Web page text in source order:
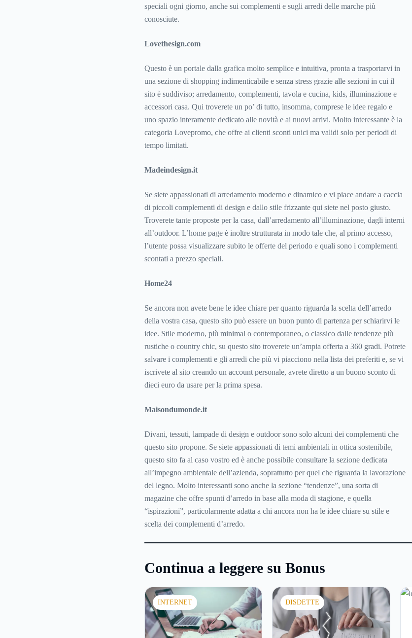
speciali ogni giorno, anche sui complementi e sugli arredi delle marche più
conosciute.
Lovethesign.com
Questo è un portale dalla grafica molto semplice e intuitiva, pronta a trasportarvi in
una sezione di shopping indimenticabile e senza stress grazie alle sezioni in cui il
sito è suddiviso; arredamento, complementi, tavola e cucina, kids, illuminazione e
accessori casa. Qui troverete un po’ di tutto, insomma, comprese le idee regalo e
uno spazio interamente dedicato alle novità e ai nuovi arrivi. Molto interessante è la
categoria Lovepromo, che offre ai clienti sconti unici ma validi solo per periodi di
tempo limitati.
Madeindesign.it
Se siete appassionati di arredamento moderno e dinamico e vi piace andare a caccia
di piccoli complementi di design e dallo stile frizzante qui siete nel posto giusto.
Troverete tante proposte per la casa, dall’arredamento all’illuminazione, dagli interni
all’outdoor. L’home page è inoltre strutturata in modo tale che, al primo accesso,
l’utente possa visualizzare subito le offerte del periodo e quali sono i complementi
scontati a prezzo speciali.
Home24
Se ancora non avete bene le idee chiare per quanto riguarda la scelta dell’arredo
della vostra casa, questo sito può essere un buon punto di partenza per schiarirvi le
idee. Stile moderno, più minimal o contemporaneo, o classico dalle tendenze più
rustiche o country chic, su questo sito troverete un’ampia offerta a 360 gradi. Potrete
salvare i complementi e gli arredi che più vi piacciono nella lista dei preferiti e, se vi
iscrivete al sito creando un account personale, avrete diretto a un buono sconto di
dieci euro da usare per la prima spesa.
Maisondumonde.it
Divani, tessuti, lampade di design e outdoor sono solo alcuni dei complementi che
questo sito propone. Se siete appassionati di temi ambientali in ottica sostenibile,
questo sito fa al caso vostro ed è anche possibile consultare la sezione dedicata
all’impegno ambientale dell’azienda, soprattutto per quel che riguarda la lavorazione
del legno. Molto interessanti sono anche la sezione “tendenze”, una sorta di
magazine che offre spunti d’arredo in base alla moda di stagione, e quella
“ispirazioni”, particolarmente adatta a chi ancora non ha le idee chiare su stile e
scelta dei complementi d’arredo.
Continua a leggere su Bonus
INTERNET DISDETTE